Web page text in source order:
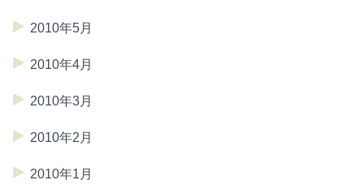
2010年5月
2010年4月
2010年3月
2010年2月
2010年1月